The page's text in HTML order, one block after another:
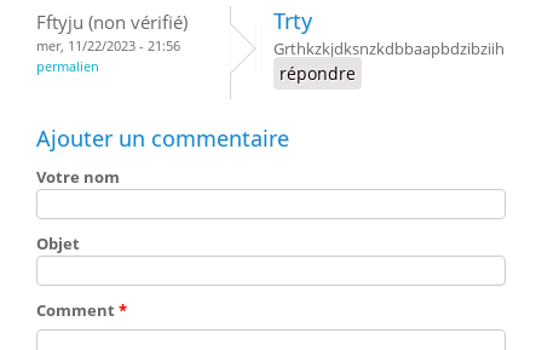
Fftyju (non vérifié)
mer, 11/22/2023 - 21:56
permalien
Trty
Grthkzkjdksnzkdbbaapbdzibziih
répondre
Ajouter un commentaire
Votre nom
Objet
Comment*